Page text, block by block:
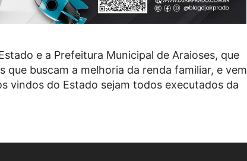
e a Prefeitura Municipal de Araioses, que
que buscam a melhoria da renda familiar, e vem
vindos do Estado sejam todos executados da